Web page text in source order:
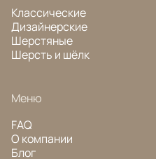
Классические
Дизайнерские
Шерстяные
Шерсть и шёлк
Меню
FAQ
О компании
Блог